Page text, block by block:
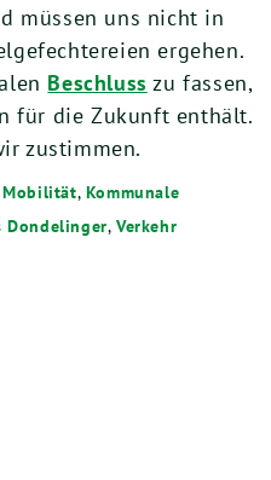
müssen uns nicht in
ergehen.
Beschluss zu fassen,
für die Zukunft enthält.
zustimmen.
Mobilität, Kommunale
Dondelinger,Verkehr